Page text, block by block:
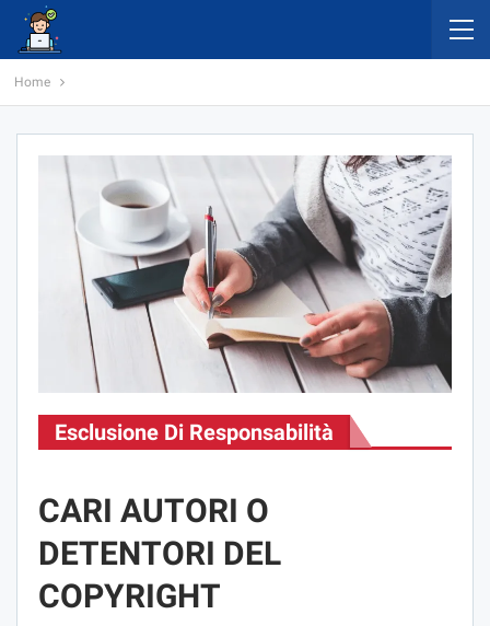
Home
Esclusione Di Responsabilità
CARI AUTORI O
DETENTORI DEL
COPYRIGHT